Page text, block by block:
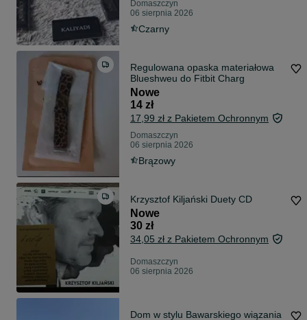
Domaszczyn
06 sierpnia 2026
Czarny
Regulowana opaska materiałowa
Blueshweu do Fitbit Charg
Nowe
14 zł
17,99 zł z Pakietem Ochronnym
Domaszczyn
06 sierpnia 2026
Brązowy
Krzysztof Kiljański Duety CD
Nowe
30 zł
34,05 zł z Pakietem Ochronnym
Domaszczyn
06 sierpnia 2026
Dom w stylu Bawarskiego wiązania